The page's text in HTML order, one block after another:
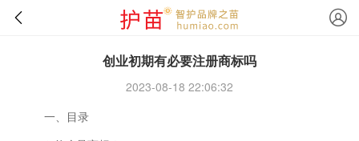
创业初期有必要注册商标吗
2023-08-18 22:06:32
一、目录